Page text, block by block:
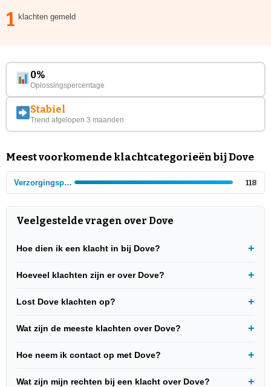
1 klachten gemeld
0%
Oplossingspercentage
Stabiel
Trend afgelopen 3 maanden
Meest voorkomende klachtcategorieën bij Dove
Verzorgingsprodukten 118
Veelgestelde vragen over Dove
Hoe dien ik een klacht in bij Dove?
Hoeveel klachten zijn er over Dove?
Lost Dove klachten op?
Wat zijn de meeste klachten over Dove?
Hoe neem ik contact op met Dove?
Wat zijn mijn rechten bij een klacht over Dove?